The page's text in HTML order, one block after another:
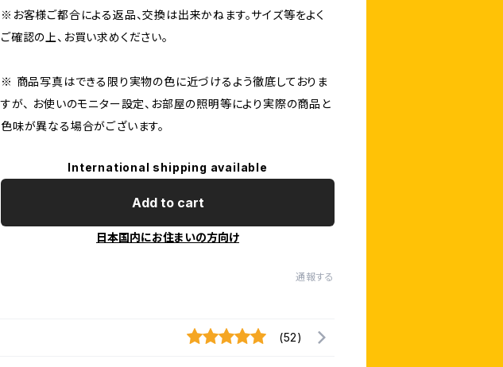
※お客様ご都合による返品、交換は出来かねます。サイズ等をよく
ご確認の上、お買い求めください。
※ 商品写真はできる限り実物の色に近づけるよう徹底しておりま
すが、 お使いのモニター設定、お部屋の照明等により実際の商品と
色味が異なる場合がございます。
International shipping available
Add to cart
日本国内にお住まいの方向け
通報する
(52)